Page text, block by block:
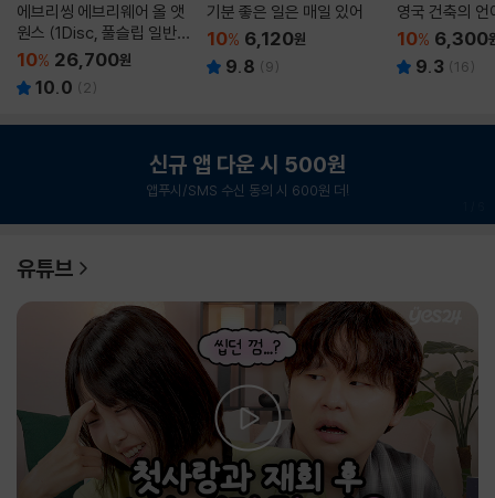
에브리씽 에브리웨어 올 앳
원스 (1Disc, 풀슬립 일반
판) : 블루레이
10% 26,700원
10.0 ( 2)
기분 좋은 일은 매일 있어
10% 6,120원
9.8 (9)
영국 건축의 언
10% 6,300
9.3 (16)
신규 앱 다운 시 500원
앱푸시/SMS 수신 동의 시 600원 더!
유튜브